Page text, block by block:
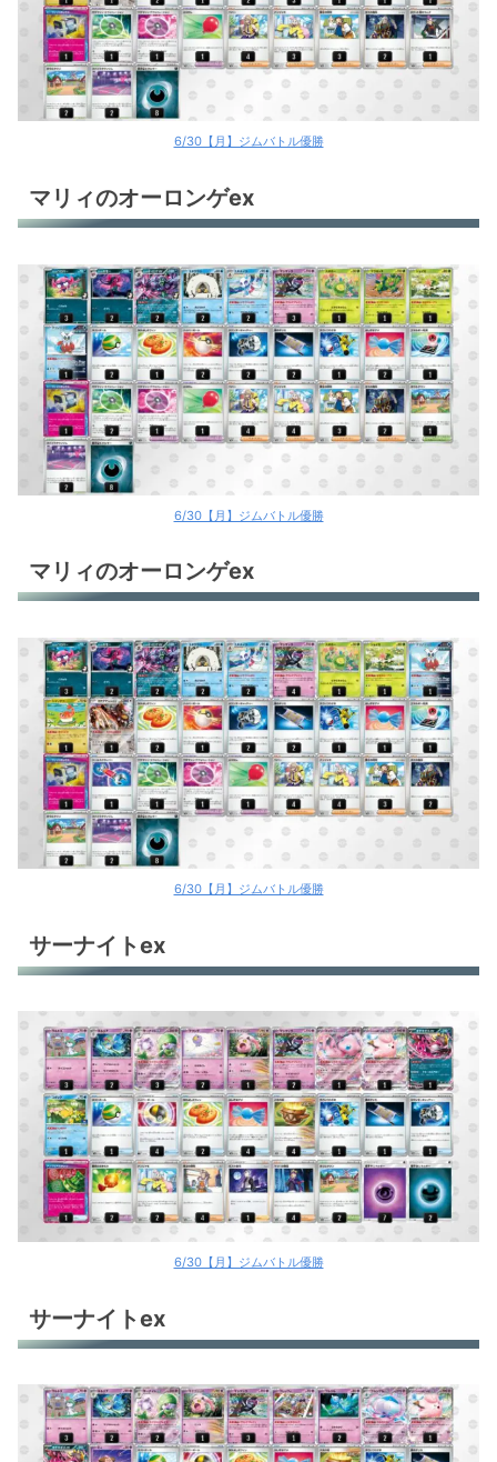
6/30【月】ジムバトル優勝
マリィのオーロンゲex
6/30【月】ジムバトル優勝
マリィのオーロンゲex
6/30【月】ジムバトル優勝
サーナイトex
6/30【月】ジムバトル優勝
サーナイトex